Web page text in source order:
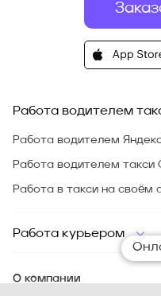
Работа водителем
Работа водителем
Работа водителем такси
Работа в такси на своём
Работа курьером
О компании